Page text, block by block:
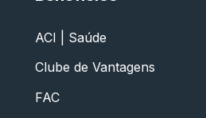
ACI | Saúde
Clube de Vantagens
FAC